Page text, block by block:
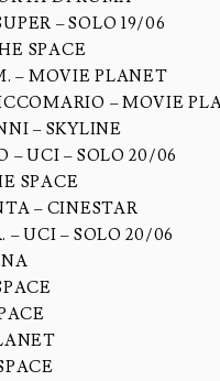
– SOLO 19/06
SPACE
– MOVIE PLANET
– MOVIE
– SKYLINE
– UCI – SOLO 20/06
SPACE
– CINESTAR
– UCI – SOLO 20/06